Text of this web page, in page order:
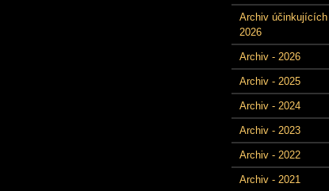
Archiv účinkujících
2026
Archiv - 2026
Archiv - 2025
Archiv - 2024
Archiv - 2023
Archiv - 2022
Archiv - 2021